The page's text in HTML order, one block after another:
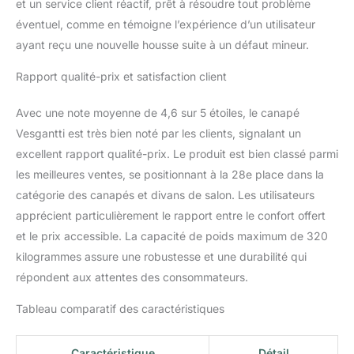
durabilité. Accepte une
capacité de poids allant
jusqu'à 700 lb (317 kg)
encombrant】 Causeuse
taille165 (L) x 75(P) x
88(H), adoptez l'allure
intemporelle du design
moderne du milieu du
siècle avec la LoveSeat
Vesgantti. Conçu avec
esprit, le canapé
Vesgantti est parfait pour
divers espaces de vie, y
compris les petits
coins confortables. Sa
de s'intégrer
et un service client réactif, prêt à résoudre tout problème
éventuel, comme en témoigne l’expérience d’un utilisateur
ayant reçu une nouvelle housse suite à un défaut mineur.
Rapport qualité-prix et satisfaction client
Avec une note moyenne de 4,6 sur 5 étoiles, le canapé
Vesgantti est très bien noté par les clients, signalant un
excellent rapport qualité-prix. Le produit est bien classé parmi
les meilleures ventes, se positionnant à la 28e place dans la
catégorie des canapés et divans de salon. Les utilisateurs
apprécient particulièrement le rapport entre le confort offert
et le prix accessible. La capacité de poids maximum de 320
kilogrammes assure une robustesse et une durabilité qui
répondent aux attentes des consommateurs.
Tableau comparatif des caractéristiques